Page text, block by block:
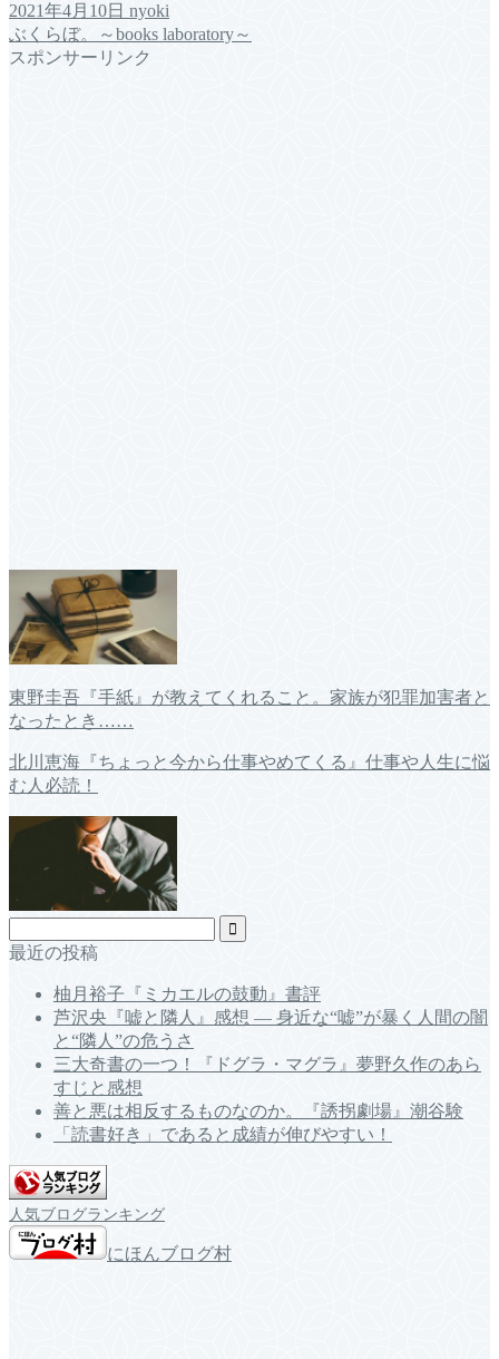
2021年4月10日 nyoki
ぶくらぼ。～books laboratory～
スポンサーリンク
東野圭吾『手紙』が教えてくれること。家族が犯罪加害者と
なったとき……
北川恵海『ちょっと今から仕事やめてくる』仕事や人生に悩
む人必読！
最近の投稿
柚月裕子『ミカエルの鼓動』書評
芦沢央『嘘と隣人』感想 ― 身近な“嘘”が暴く人間の闇
と“隣人”の危うさ
三大奇書の一つ！『ドグラ・マグラ』夢野久作のあら
すじと感想
善と悪は相反するものなのか。『誘拐劇場』潮谷験
「読書好き」であると成績が伸びやすい！
人気ブログランキング
にほんブログ村